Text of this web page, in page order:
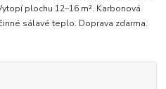
plochu 12–16 m². Karbonová
sálavé teplo. Doprava zdarma.